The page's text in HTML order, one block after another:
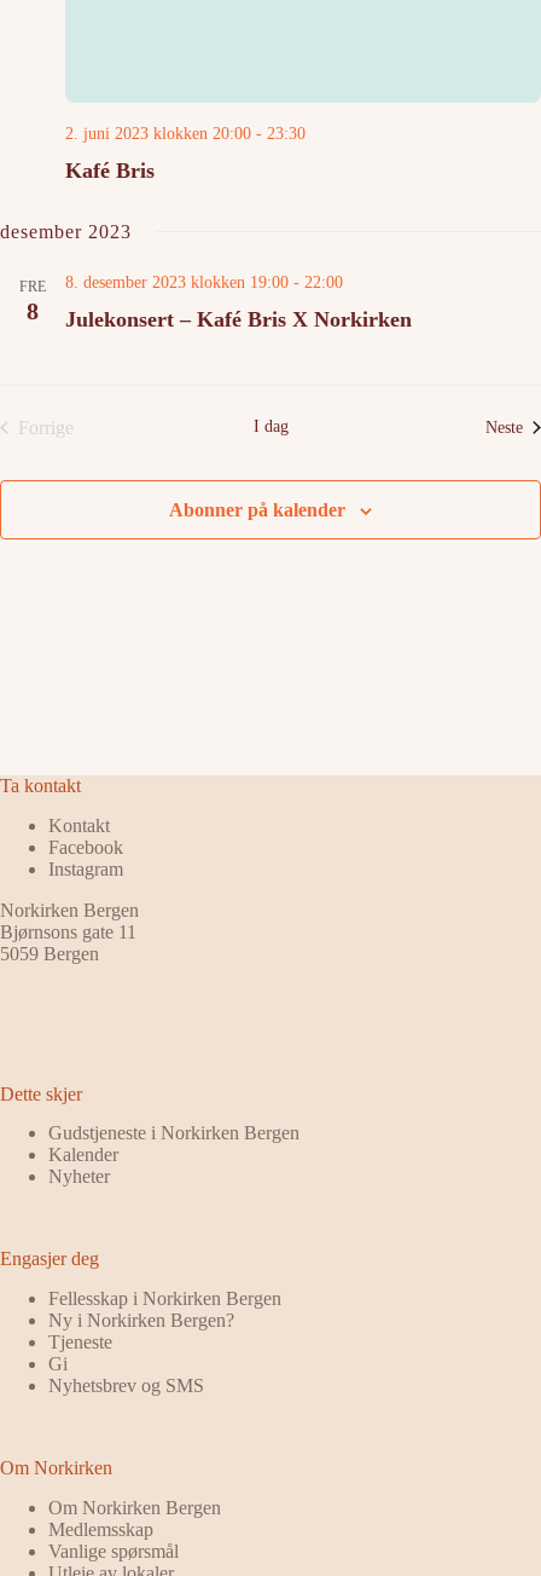
Kafé Bris
2. juni 2023 klokken 20:00 - 23:30
desember 2023
FRE
8 Julekonsert – Kafé Bris X Norkirken
8. desember 2023 klokken 19:00 - 22:00
Forrige
I dag Neste
Abonner på kalender
Ta kontakt
Kontakt
Facebook
Instagram
Norkirken Bergen
Bjørnsons gate 11
5059 Bergen
Dette skjer
Gudstjeneste i Norkirken Bergen
Kalender
Nyheter
Engasjer deg
Fellesskap i Norkirken Bergen
Ny i Norkirken Bergen?
Tjeneste
Gi
Nyhetsbrev og SMS
Om Norkirken
Om Norkirken Bergen
Medlemsskap
Vanlige spørsmål